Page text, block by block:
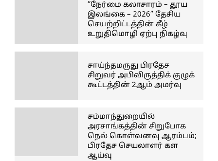
“நேர்மை கலாசாரம் – தூய
இலங்கை – 2026” தேசிய
செயற்றிட்டத்தின் கீழ்
உறுதிமொழி ஏற்பு நிகழ்வு
சாய்ந்தமருது பிரதேச
சிறுவர் அபிவிருத்திக் குழுக்
கூட்டத்தின் 2ஆம் அமர்வு
சம்மாந்துறையில்
அரசாங்கத்தின் சிறுபோக
நெல் கொள்வனவு ஆரம்பம்;
பிரதேச செயலாளர் கள
ஆய்வு